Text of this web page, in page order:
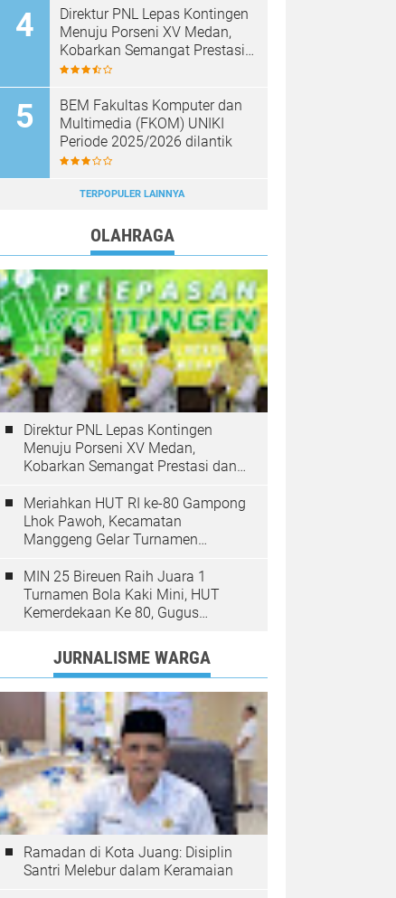
Direktur PNL Lepas Kontingen
Menuju Porseni XV Medan,
Kobarkan Semangat Prestasi
dan Sportivitas
BEM Fakultas Komputer dan
Multimedia (FKOM) UNIKI
Periode 2025/2026 dilantik
TERPOPULER LAINNYA
OLAHRAGA
Direktur PNL Lepas Kontingen
Menuju Porseni XV Medan,
Kobarkan Semangat Prestasi dan
Meriahkan HUT RI ke-80 Gampong
Lhok Pawoh, Kecamatan
Manggeng Gelar Turnamen
MIN 25 Bireuen Raih Juara 1
Turnamen Bola Kaki Mini, HUT
Kemerdekaan Ke 80, Gugus
JURNALISME WARGA
Ramadan di Kota Juang: Disiplin
Santri Melebur dalam Keramaian